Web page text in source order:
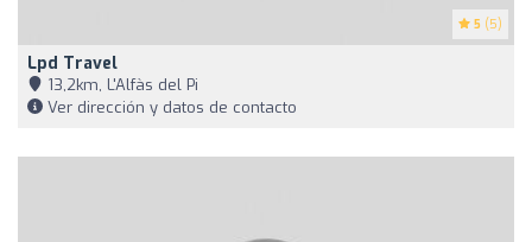
5 (5)
Lpd Travel
13,2km, L'Alfàs del Pi
Ver dirección y datos de contacto